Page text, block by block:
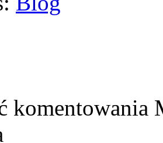
komentowania